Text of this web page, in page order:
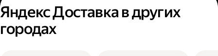
Яндекс Доставка в других
городах